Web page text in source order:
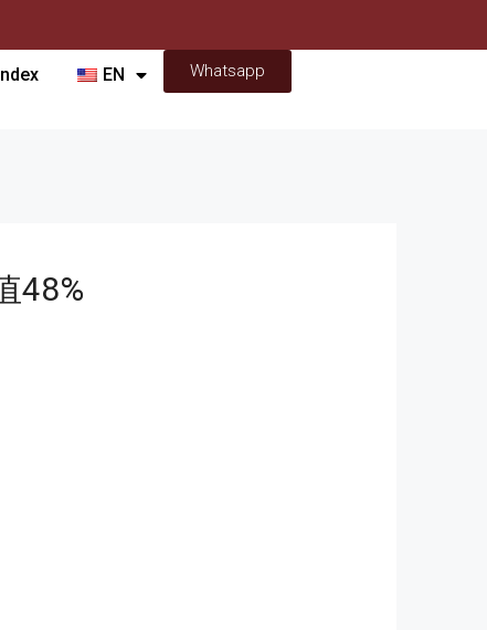
EN Whatsapp
48%